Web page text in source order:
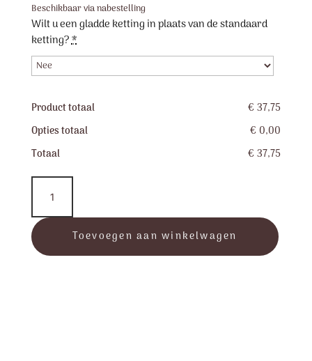
Beschikbaar via nabestelling
Wilt u een gladde ketting in plaats van de standaard
ketting?*
Product totaal
€ 37,75
Opties totaal
€ 0,00
Totaal
€ 37,75
RVS
Slinger
met
witte
steentjes
Toevoegen aan winkelwagen